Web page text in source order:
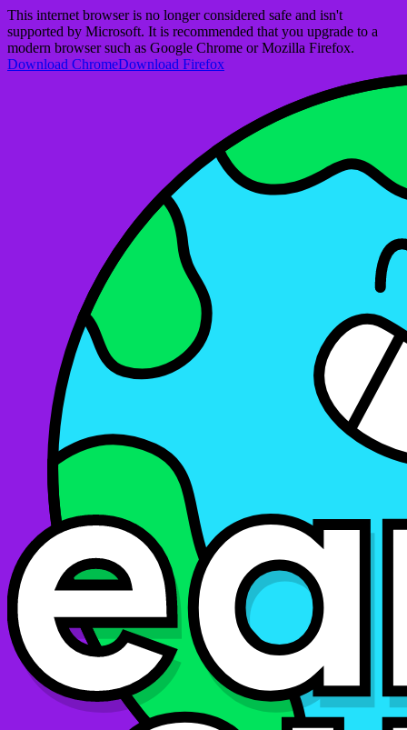
This internet browser is no longer considered safe and isn't
supported by Microsoft. It is recommended that you upgrade to a
modern browser such as Google Chrome or Mozilla Firefox.
Download ChromeDownload Firefox